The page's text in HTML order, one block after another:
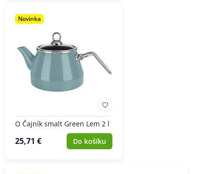
Novinka
O Čajník smalt Green Lem 2 l
25,71 € Do košíku